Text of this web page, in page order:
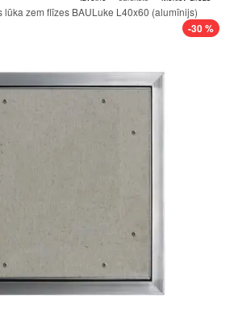
lūka zem flīzes BAULuke L40x60 (alumīnijs)
-30 %